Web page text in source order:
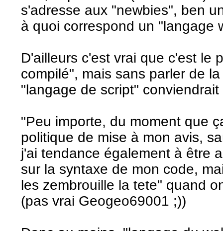
s'adresse aux "newbies", ben
à quoi correspond un "langage
D'ailleurs c'est vrai que c'est le
compilé", mais sans parler de
"langage de script"
"Peu importe, du moment que
politique de mise à mon avis,
j'ai tendance également à être
sur la syntaxe de mon code,
les zembrouille la tete" quand
(pas vrai Geogeo69001 ;))